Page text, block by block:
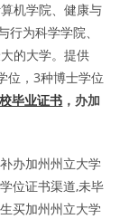
机学院、健康与
为科学学院、
的大学。提供
位，3种博士学位
毕业证书 ，办加
办加州州立大学
位证书渠道,未毕
买加州州立大学